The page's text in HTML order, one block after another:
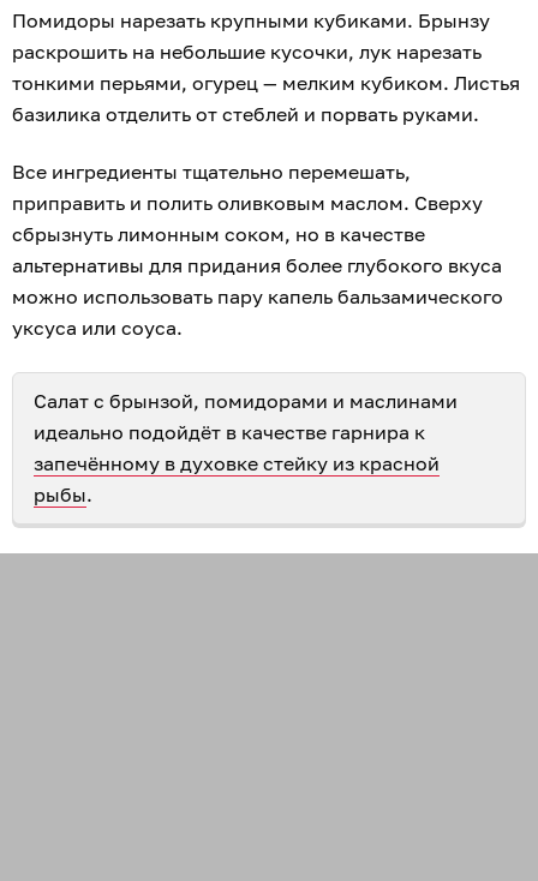
Помидоры нарезать крупными кубиками. Брынзу
раскрошить на небольшие кусочки, лук нарезать
тонкими перьями, огурец — мелким кубиком. Листья
базилика отделить от стеблей и порвать руками.
Все ингредиенты тщательно перемешать,
приправить и полить оливковым маслом. Сверху
сбрызнуть лимонным соком, но в качестве
альтернативы для придания более глубокого вкуса
можно использовать пару капель бальзамического
уксуса или соуса.
Салат с брынзой, помидорами и маслинами
идеально подойдёт в качестве гарнира к
запечённому в духовке стейку из красной
рыбы.